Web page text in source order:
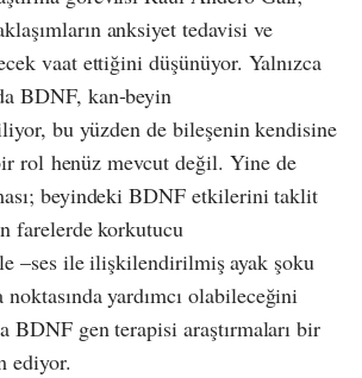
anksiyet tedavisi ve
vaat ettiğini düşünüyor. Yalnızca
BDNF, kan-beyin
bu yüzden de bileşenin kendisine
rol henüz mevcut değil. Yine de
beyindeki BDNF etkilerini taklit
farelerde korkutucu
–ses ile ilişkilendirilmiş ayak şoku
noktasında yardımcı olabileceğini
BDNF gen terapisi araştırmaları bir
ediyor.